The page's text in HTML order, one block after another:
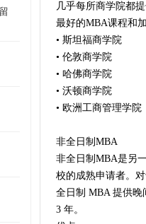
几乎每所商学院都
最好的MBA课程和
• 斯坦福商学院
• 伦敦商学院
• 哈佛商学院
• 沃顿商学院
• 欧洲工商管理学院
非全日制MBA
非全日制MBA是另
校的成熟申请者。
全日制 MBA 提供晚
3 年。